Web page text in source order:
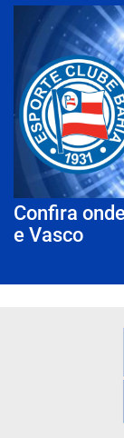
Confira
e Vasco